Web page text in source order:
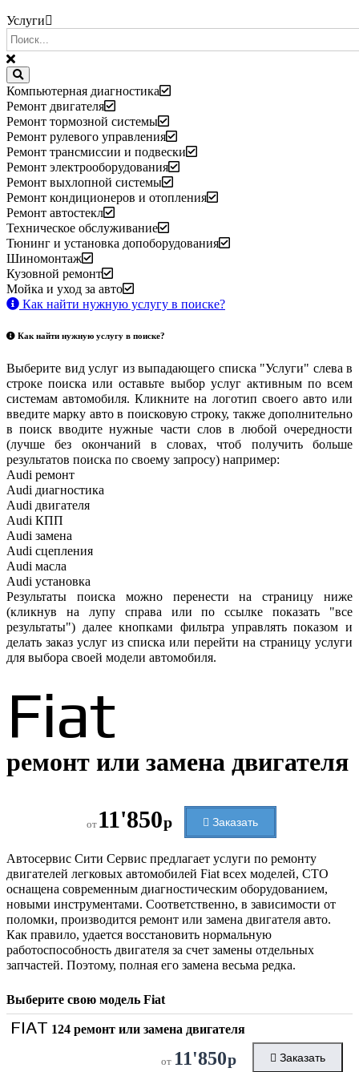
Услуги
Компьютерная диагностика
Ремонт двигателя
Ремонт тормозной системы
Ремонт рулевого управления
Ремонт трансмиссии и подвески
Ремонт электрооборудования
Ремонт выхлопной системы
Ремонт кондиционеров и отопления
Ремонт автостекл
Техническое обслуживание
Тюнинг и установка допоборудования
Шиномонтаж
Кузовной ремонт
Мойка и уход за авто
Как найти нужную услугу в поиске?
Как найти нужную услугу в поиске?
Выберите вид услуг из выпадающего списка "Услуги" слева в
строке поиска или оставьте выбор услуг активным по всем
системам автомобиля. Кликните на логотип своего авто или
введите марку авто в поисковую строку, также дополнительно
в поиск вводите нужные части слов в любой очередности
(лучше без окончаний в словах, чтоб получить больше
результатов поиска по своему запросу) например:
Audi ремонт
Audi диагностика
Audi двигателя
Audi КПП
Audi замена
Audi сцепления
Audi масла
Audi установка
Результаты поиска можно перенести на страницу ниже
(кликнув на лупу справа или по ссылке показать "все
результаты") далее кнопками фильтра управлять показом и
делать заказ услуг из списка или перейти на страницу услуги
для выбора своей модели автомобиля.
Fiat
ремонт или замена двигателя
от 11'850р Заказать
Автосервис Сити Сервис предлагает услуги по ремонту
двигателей легковых автомобилей Fiat всех моделей, СТО
оснащена современным диагностическим оборудованием,
новыми инструментами. Соответственно, в зависимости от
поломки, производится ремонт или замена двигателя авто.
Как правило, удается восстановить нормальную
работоспособность двигателя за счет замены отдельных
запчастей. Поэтому, полная его замена весьма редка.
Выберите свою модель Fiat
FIAT 124 ремонт или замена двигателя
от 11'850р Заказать